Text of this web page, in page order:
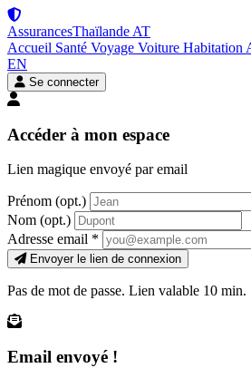
AssurancesThaïlande AT
Accueil Santé Voyage Voiture Habitation
EN
Se connecter
Accéder à mon espace
Lien magique envoyé par email
Prénom (opt.)
Nom (opt.)
Adresse email *
Envoyer le lien de connexion
Pas de mot de passe. Lien valable 10 min.
Email envoyé !